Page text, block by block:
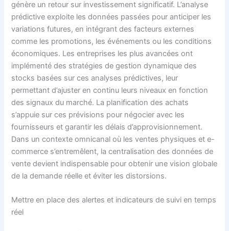
génère un retour sur investissement significatif. L’analyse
prédictive exploite les données passées pour anticiper les
variations futures, en intégrant des facteurs externes
comme les promotions, les événements ou les conditions
économiques. Les entreprises les plus avancées ont
implémenté des stratégies de gestion dynamique des
stocks basées sur ces analyses prédictives, leur
permettant d’ajuster en continu leurs niveaux en fonction
des signaux du marché. La planification des achats
s’appuie sur ces prévisions pour négocier avec les
fournisseurs et garantir les délais d’approvisionnement.
Dans un contexte omnicanal où les ventes physiques et e-
commerce s’entremêlent, la centralisation des données de
vente devient indispensable pour obtenir une vision globale
de la demande réelle et éviter les distorsions.
Mettre en place des alertes et indicateurs de suivi en temps
réel